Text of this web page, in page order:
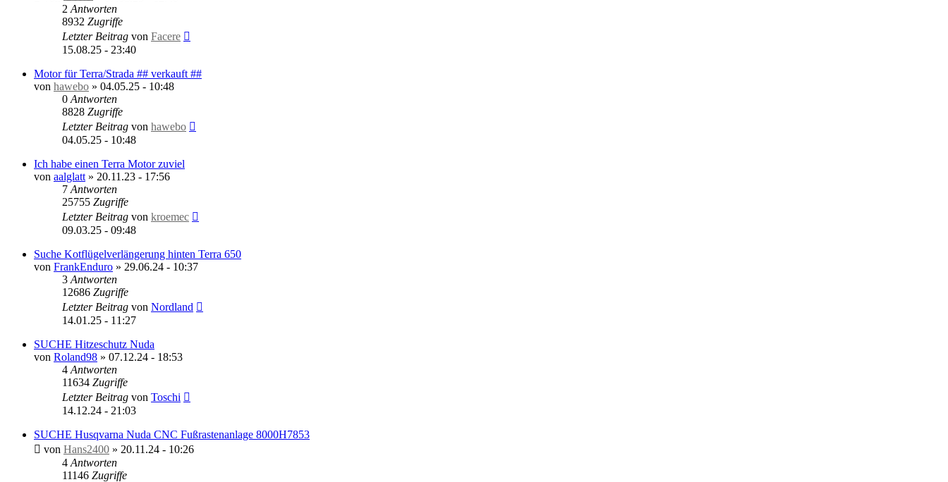
2 Antworten
8932 Zugriffe
Letzter Beitrag von Facere
15.08.25 - 23:40
Motor für Terra/Strada ## verkauft ##
von hawebo » 04.05.25 - 10:48
0 Antworten
8828 Zugriffe
Letzter Beitrag von hawebo
04.05.25 - 10:48
Ich habe einen Terra Motor zuviel
von aalglatt » 20.11.23 - 17:56
7 Antworten
25755 Zugriffe
Letzter Beitrag von kroemec
09.03.25 - 09:48
Suche Kotflügelverlängerung hinten Terra 650
von FrankEnduro » 29.06.24 - 10:37
3 Antworten
12686 Zugriffe
Letzter Beitrag von Nordland
14.01.25 - 11:27
SUCHE Hitzeschutz Nuda
von Roland98 » 07.12.24 - 18:53
4 Antworten
11634 Zugriffe
Letzter Beitrag von Toschi
14.12.24 - 21:03
SUCHE Husqvarna Nuda CNC Fußrastenanlage 8000H7853
von Hans2400 » 20.11.24 - 10:26
4 Antworten
11146 Zugriffe